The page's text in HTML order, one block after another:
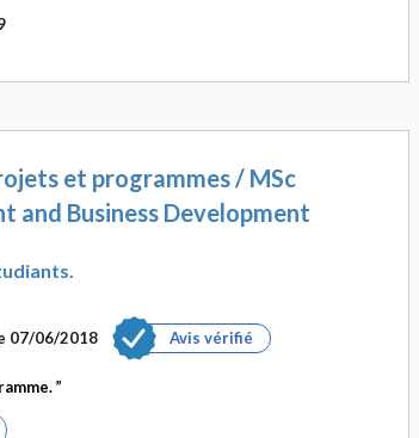
et programmes / MSc
and Business Development
07/06/2018 Avis vérifié